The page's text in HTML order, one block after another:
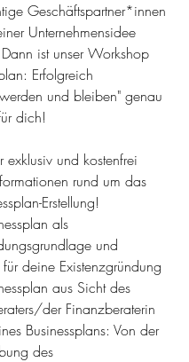
Geschäftspartner*innen
Unternehmensidee
ist unser Workshop
Erfolgreich
und bleiben" genau
dich!
und kostenfrei
rund um das
Erstellung!
als
und
für deine Existenzgründung
aus Sicht des
der Finanzberaterin
Businessplans: Von der
des